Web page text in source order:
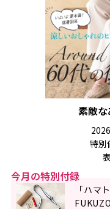
素敵
特別
今月の特別付録
「ハマ